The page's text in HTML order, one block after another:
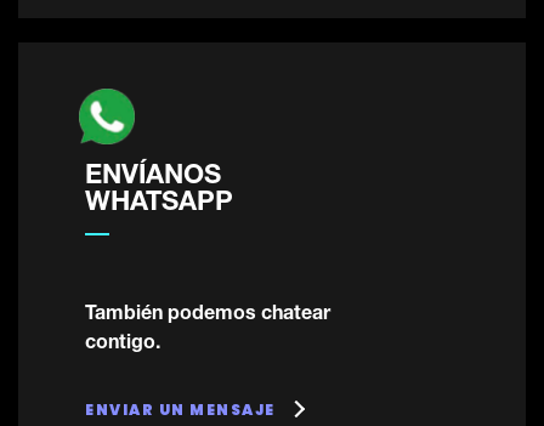
ENVÍANOS
WHATSAPP
También podemos chatear
contigo.
ENVIAR UN MENSAJE